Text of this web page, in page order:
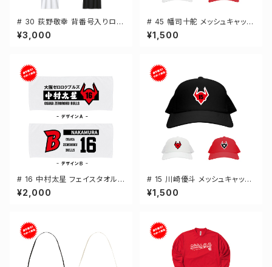
# 30 荻野敬幸 背番号入りロゴ
ドライTシャツ 半袖 選手還元 3
カラー S-5Lサイズ 000300
¥3,000
# 45 幡司十舵 メッシュキャップ
選手還元 3カラー 000700
¥1,500
# 16 中村太星 フェイスタオル
選手還元 2デザイン FT0144
¥2,000
# 15 川崎優斗 メッシュキャップ
選手還元 3カラー 000700
¥1,500